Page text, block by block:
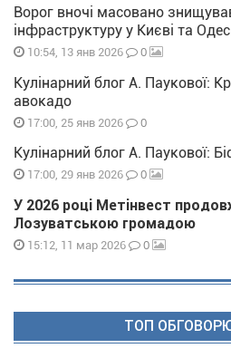
Ворог вночі масовано
інфраструктуру у Києві та
10:54, 13 янв 2026 0
Кулінарний блог А. Паукової:
авокадо
17:00, 25 янв 2026 0
Кулінарний блог А. Паукової:
17:00, 29 янв 2026 0
У 2026 році Метінвест
Лозуватською громадою
15:12, 11 мар 2026 0
ТОП